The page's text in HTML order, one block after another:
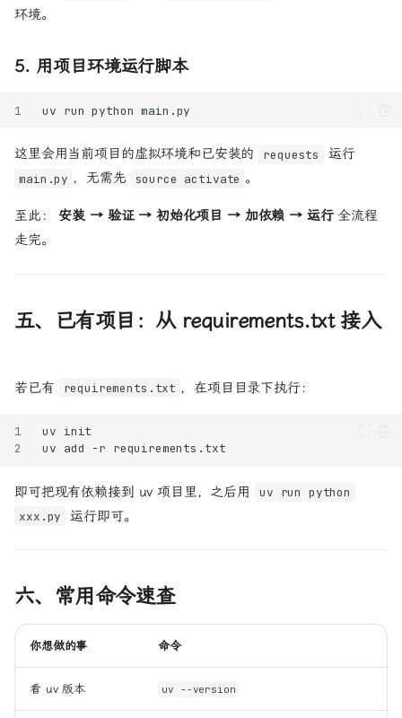
环境。
5. 用项目环境运行脚本
1 uv run python
这里会用当前项目的虚拟环境和已安装的 requests 运行
main.py ，无需先 source activate 。
至此： 安装 → 验证 → 初始化项目 → 加依赖 → 运行全流程
走完。
五、已有项目：从 requirements.txt 接入
若已有 requirements.txt ，在项目目录下执行：
1
2
uv
uv add -r
即可把现有依赖接到 uv 项目里，之后用
uv run python
xxx.py
运行即可。
六、常用命令速查
你想做的事 命令
看 uv 版本 uv --version